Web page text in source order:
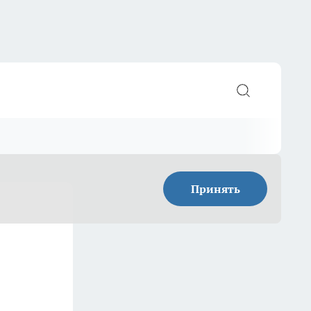
Принять